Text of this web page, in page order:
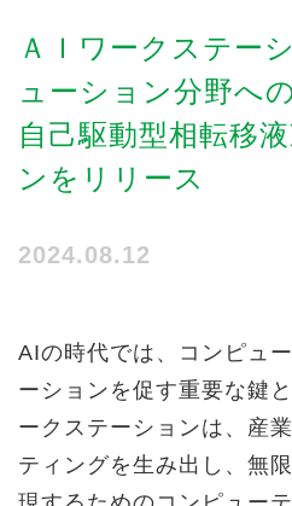
ＡＩワークステー
ューション分野へ
自己駆動型相転移
ンをリリース
2024.08.12
AIの時代では、コンピュ
ーションを促す重要な鍵
ークステーションは、産
ティングを生み出し、無